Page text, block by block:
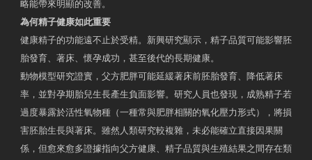
略能帶來明顯的改善。
為何精子健康如此重要
健康精子的功能遠不止於受精。新興研究顯示，精子品質可能影響胚
胎發育、著床、懷孕成功，甚至後代的長期健康。
動物模型研究證實，父方肥胖可能延緩著床前胚胎發育、降低著床
率，並對孕期胎兒生長產生負面影響。研究人員也發現，成熟精子若
過度暴露於活性氧物種（一種常與肥胖相關的氧化壓力形式），將損
害胚胎生長與著床。雖然人類研究較複雜，未必能確立直接因果關
係，但愈來愈多證據指向父方健康、精子品質與生殖結果之間存在類